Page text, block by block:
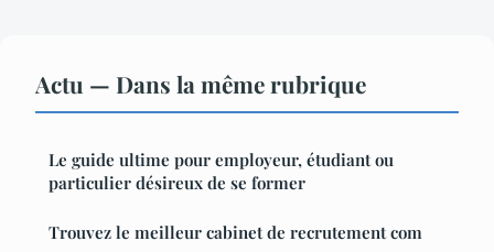
Actu — Dans la même rubrique
Le guide ultime pour employeur, étudiant ou
particulier désireux de se former
Trouvez le meilleur cabinet de recrutement com